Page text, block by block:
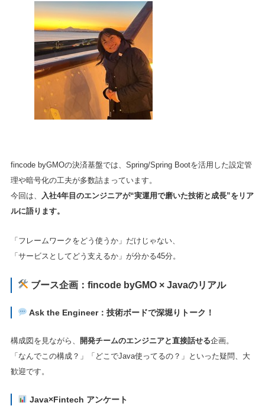
fincode byGMOの決済基盤では、Spring/Spring Bootを活用した設定管
理や暗号化の工夫が多数詰まっています。
今回は、 入社4年目のエンジニアが“実運用で磨いた技術と成長”をリア
ルに語ります。
「フレームワークをどう使うか」だけじゃない、
「サービスとしてどう支えるか」が分かる45分。
ブース企画：fincode byGMO × Javaのリアル
Ask the Engineer：技術ボードで深堀りトーク！
構成図を見ながら、 開発チームのエンジニアと直接話せる企画。
「なんでこの構成？」「どこでJava使ってるの？」といった疑問、大
歓迎です。
Java×Fintech アンケート